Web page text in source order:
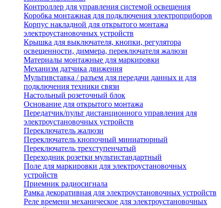
Контроллер для управления системой освещения
Коробка монтажная для подключения электроприборов
Корпус накладной для открытого монтажа
электроустановочных устройств
Крышка для выключателя, кнопки, регулятора
освещенности, диммера, переключателя жалюзи
Материалы монтажные для маркировки
Механизм датчика движения
Мультивставка / разъем для передачи данных и для
подключения техники связи
Настольный розеточный блок
Основание для открытого монтажа
Передатчик/пульт дистанционного управления для
электроустановочных устройств
Переключатель жалюзи
Переключатель кнопочный миниатюрный
Переключатель трехступенчатый
Переходник розетки мультистандартный
Поле для маркировки для электроустановочных
устройств
Приемник радиосигнала
Рамка декоративная для электроустановочных устройств
Реле времени механическое для электроустановочных